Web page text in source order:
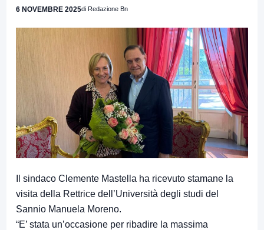
6 NOVEMBRE 2025di Redazione Bn
Il sindaco Clemente Mastella ha ricevuto stamane la
visita della Rettrice dell’Università degli studi del
Sannio Manuela Moreno.
“E’ stata un’occasione per ribadire la massima